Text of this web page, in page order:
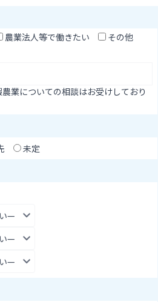
農業法人等で働きたい
その他
業についての相談はお受けしており
未定